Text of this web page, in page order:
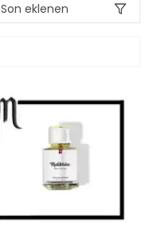
Son eklenen